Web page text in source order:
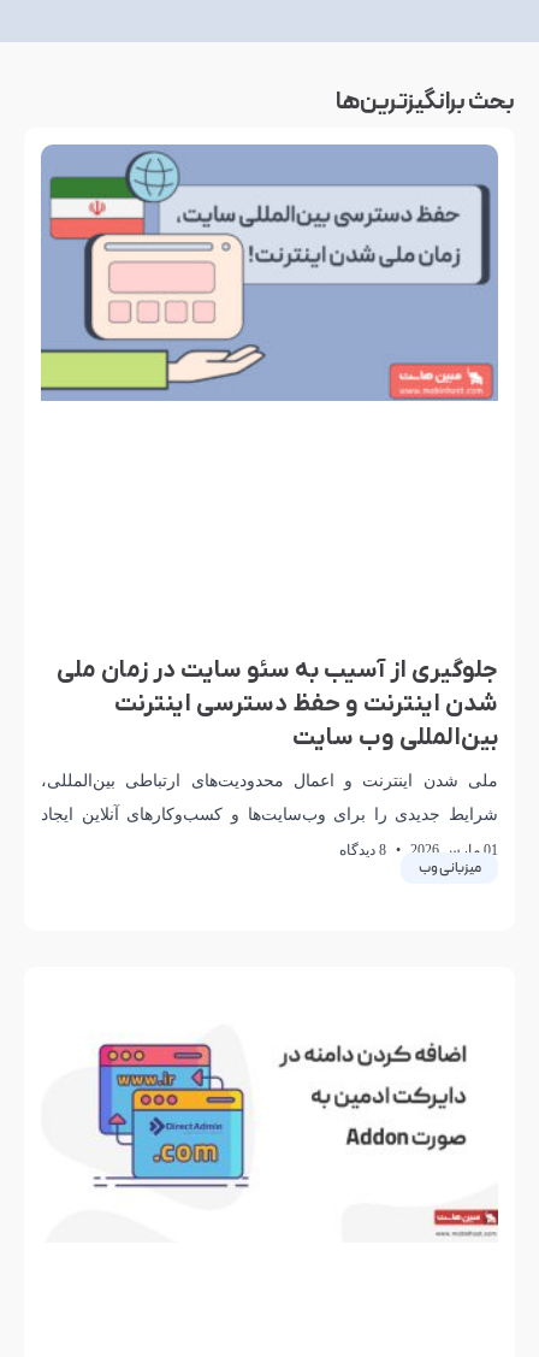
بحث‌ برانگیزترین‌ها
میزبانی وب
جلوگیری از آسیب به سئو سایت در زمان ملی
شدن اینترنت و حفظ دسترسی اینترنت
بین‌المللی وب سایت
ملی شدن اینترنت و اعمال محدودیت‌های ارتباطی بین‌المللی،
شرایط جدیدی را برای وب‌سایت‌ها و کسب‌وکارهای آنلاین ایجاد
کرده است. در چنین وضعیتی، حفظ دسترسی هم‌زمان
01 مارس 2026